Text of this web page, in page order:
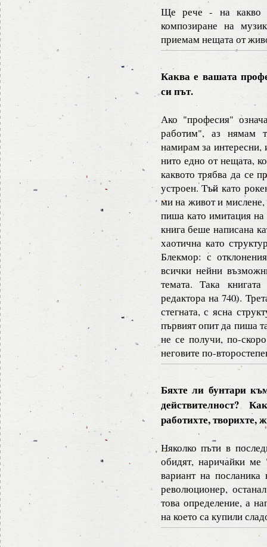
Ще рече - на какво
композиране на
приемам нещата от
Каква е вашата
си път.
Ако "професия"
работим", аз нямам
намирам за
нито едно от нещата,
каквото трябва да се
устроен. Тъй като
ми на живот и мислене,
пиша като имитация на
книга беше написана
хаотична като
Блекмор: с
всички нейни
темата. Така
редактора на 740).
стегната, с ясна
първият опит да пиша
не се получи, по-
неговите по-
Бяхте ли бунтари
действителност?
работихте, творихте,
Няколко пъти в
обидят, наричайки
вариант на
революционер,
това определение, а
на което са купили